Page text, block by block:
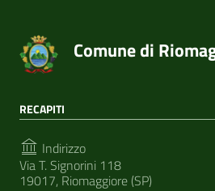
Comune di
RECAPITI
Indirizzo
Via T. Signorini 118
19017, Riomaggiore (SP)